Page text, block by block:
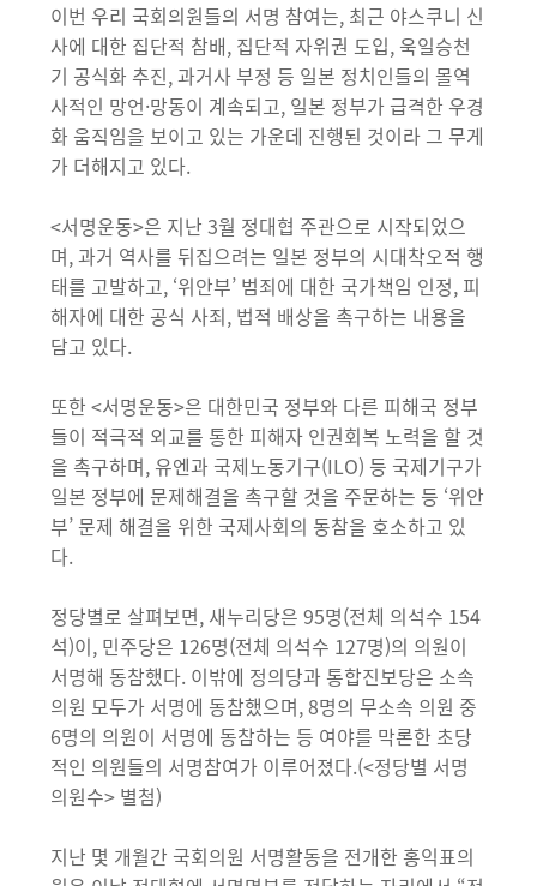
이번 우리 국회의원들의 서명 참여는, 최근 야스쿠니 신
사에 대한 집단적 참배, 집단적 자위권 도입, 욱일승천
기 공식화 추진, 과거사 부정 등 일본 정치인들의 몰역
사적인 망언·망동이 계속되고, 일본 정부가 급격한 우경
화 움직임을 보이고 있는 가운데 진행된 것이라 그 무게
가 더해지고 있다.
<서명운동>은 지난 3월 정대협 주관으로 시작되었으
며, 과거 역사를 뒤집으려는 일본 정부의 시대착오적 행
태를 고발하고, ‘위안부’ 범죄에 대한 국가책임 인정, 피
해자에 대한 공식 사죄, 법적 배상을 촉구하는 내용을
담고 있다.
또한 <서명운동>은 대한민국 정부와 다른 피해국 정부
들이 적극적 외교를 통한 피해자 인권회복 노력을 할 것
을 촉구하며, 유엔과 국제노동기구(ILO) 등 국제기구가
일본 정부에 문제해결을 촉구할 것을 주문하는 등 ‘위안
부’ 문제 해결을 위한 국제사회의 동참을 호소하고 있
다.
정당별로 살펴보면, 새누리당은 95명(전체 의석수 154
석)이, 민주당은 126명(전체 의석수 127명)의 의원이
서명해 동참했다. 이밖에 정의당과 통합진보당은 소속
의원 모두가 서명에 동참했으며, 8명의 무소속 의원 중
6명의 의원이 서명에 동참하는 등 여야를 막론한 초당
적인 의원들의 서명참여가 이루어졌다.(<정당별 서명
의원수> 별첨)
지난 몇 개월간 국회의원 서명활동을 전개한 홍익표의